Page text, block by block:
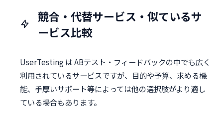
競合・代替サービス・似ているサ
ービス比較
UserTesting は ABテスト・フィードバックの中でも広く
利用されているサービスですが、目的や予算、求める機
能、手厚いサポート等によっては他の選択肢がより適し
ている場合もあります。